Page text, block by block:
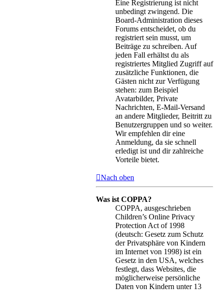
Eine Registrierung ist nicht
unbedingt zwingend. Die
Board-Administration dieses
Forums entscheidet, ob du
registriert sein musst, um
Beiträge zu schreiben. Auf
jeden Fall erhältst du als
registriertes Mitglied Zugriff auf
zusätzliche Funktionen, die
Gästen nicht zur Verfügung
stehen: zum Beispiel
Avatarbilder, Private
Nachrichten, E-Mail-Versand
an andere Mitglieder, Beitritt zu
Benutzergruppen und so weiter.
Wir empfehlen dir eine
Anmeldung, da sie schnell
erledigt ist und dir zahlreiche
Vorteile bietet.
Nach oben
Was ist COPPA?
COPPA, ausgeschrieben
Children’s Online Privacy
Protection Act of 1998
(deutsch: Gesetz zum Schutz
der Privatsphäre von Kindern
im Internet von 1998) ist ein
Gesetz in den USA, welches
festlegt, dass Websites, die
möglicherweise persönliche
Daten von Kindern unter 13